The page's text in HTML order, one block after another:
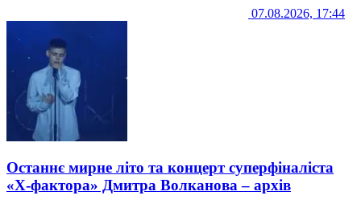
07.08.2026, 17:44
Останнє мирне літо та концерт суперфіналіста
«Х-фактора» Дмитра Волканова – архів